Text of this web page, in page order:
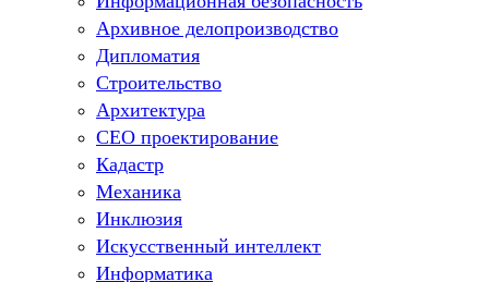
Архивное делопроизводство
Дипломатия
Строительство
Архитектура
СЕО проектирование
Кадастр
Механика
Инклюзия
Искусственный интеллект
Информатика